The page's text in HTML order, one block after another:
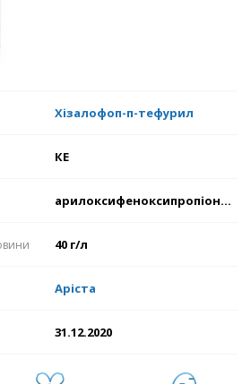
Хізалофоп-п-тефурил
КЕ
арилоксифеноксипропіонати
40 г/л
Аріста
31.12.2020